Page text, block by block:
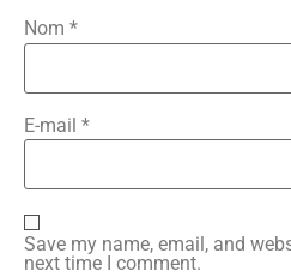
Nom *
E-mail *
Save my name, email, and
next time I comment.